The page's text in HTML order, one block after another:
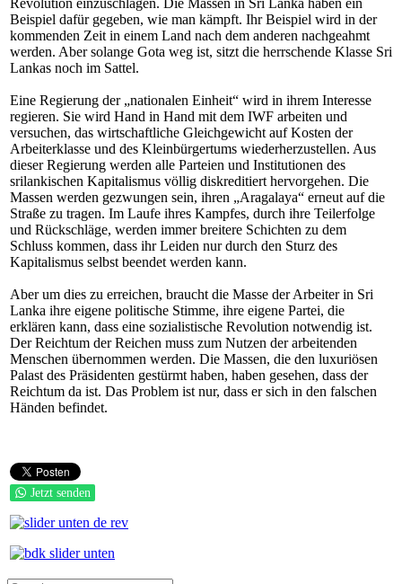
Revolution einzuschlagen. Die Massen in Sri Lanka haben ein
Beispiel dafür gegeben, wie man kämpft. Ihr Beispiel wird in der
kommenden Zeit in einem Land nach dem anderen nachgeahmt
werden. Aber solange Gota weg ist, sitzt die herrschende Klasse Sri
Lankas noch im Sattel.
Eine Regierung der „nationalen Einheit“ wird in ihrem Interesse
regieren. Sie wird Hand in Hand mit dem IWF arbeiten und
versuchen, das wirtschaftliche Gleichgewicht auf Kosten der
Arbeiterklasse und des Kleinbürgertums wiederherzustellen. Aus
dieser Regierung werden alle Parteien und Institutionen des
srilankischen Kapitalismus völlig diskreditiert hervorgehen. Die
Massen werden gezwungen sein, ihren „Aragalaya“ erneut auf die
Straße zu tragen. Im Laufe ihres Kampfes, durch ihre Teilerfolge
und Rückschläge, werden immer breitere Schichten zu dem
Schluss kommen, dass ihr Leiden nur durch den Sturz des
Kapitalismus selbst beendet werden kann.
Aber um dies zu erreichen, braucht die Masse der Arbeiter in Sri
Lanka ihre eigene politische Stimme, ihre eigene Partei, die
erklären kann, dass eine sozialistische Revolution notwendig ist.
Der Reichtum der Reichen muss zum Nutzen der arbeitenden
Menschen übernommen werden. Die Massen, die den luxuriösen
Palast des Präsidenten gestürmt haben, haben gesehen, dass der
Reichtum da ist. Das Problem ist nur, dass er sich in den falschen
Händen befindet.
Jetzt senden